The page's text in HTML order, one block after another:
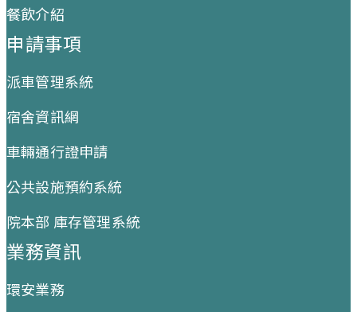
餐飲介紹
申請事項
派車管理系統
宿舍資訊網
車輛通行證申請
公共設施預約系統
院本部 庫存管理系統
業務資訊
環安業務